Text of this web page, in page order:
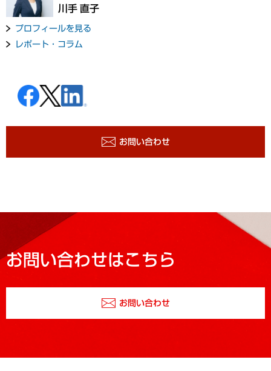
川手 直子
プロフィールを見る
レポート・コラム
お問い合わせ
お問い合わせはこちら
お問い合わせ